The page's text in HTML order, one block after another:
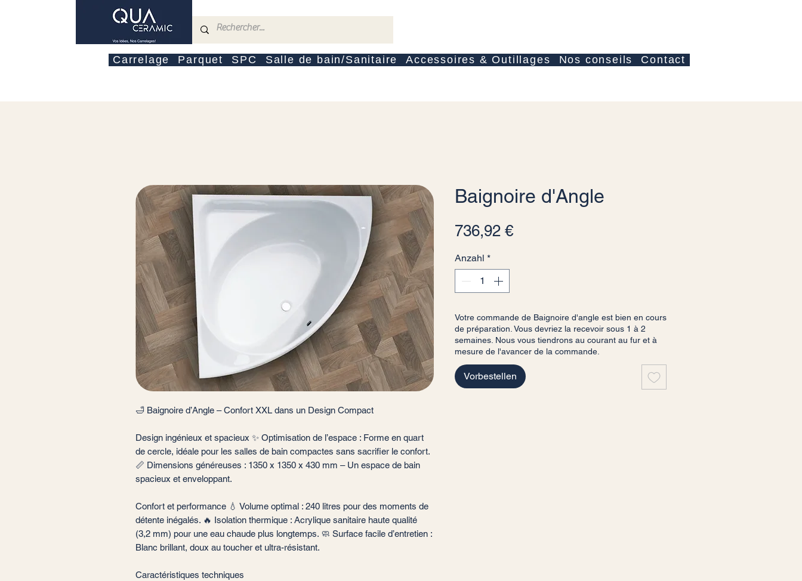
Carrelage Parquet SPC Salle de bain/Sanitaire Accessoires & Outillages Nos conseils Contact
🛁 Baignoire d’Angle – Confort XXL dans un Design Compact
Design ingénieux et spacieux ✨ Optimisation de l’espace : Forme en quart
de cercle, idéale pour les salles de bain compactes sans sacrifier le confort.
📏 Dimensions généreuses : 1350 x 1350 x 430 mm – Un espace de bain
spacieux et enveloppant.
Confort et performance 💧 Volume optimal : 240 litres pour des moments de
détente inégalés. 🔥 Isolation thermique : Acrylique sanitaire haute qualité
(3,2 mm) pour une eau chaude plus longtemps. 🧼 Surface facile d’entretien :
Blanc brillant, doux au toucher et ultra-résistant.
Caractéristiques techniques
Baignoire d'Angle
736,92 €Preis
Anzahl *
Votre commande de Baignoire d'angle est bien en cours
de préparation. Vous devriez la recevoir sous 1 à 2
semaines. Nous vous tiendrons au courant au fur et à
mesure de l'avancer de la commande.
Vorbestellen